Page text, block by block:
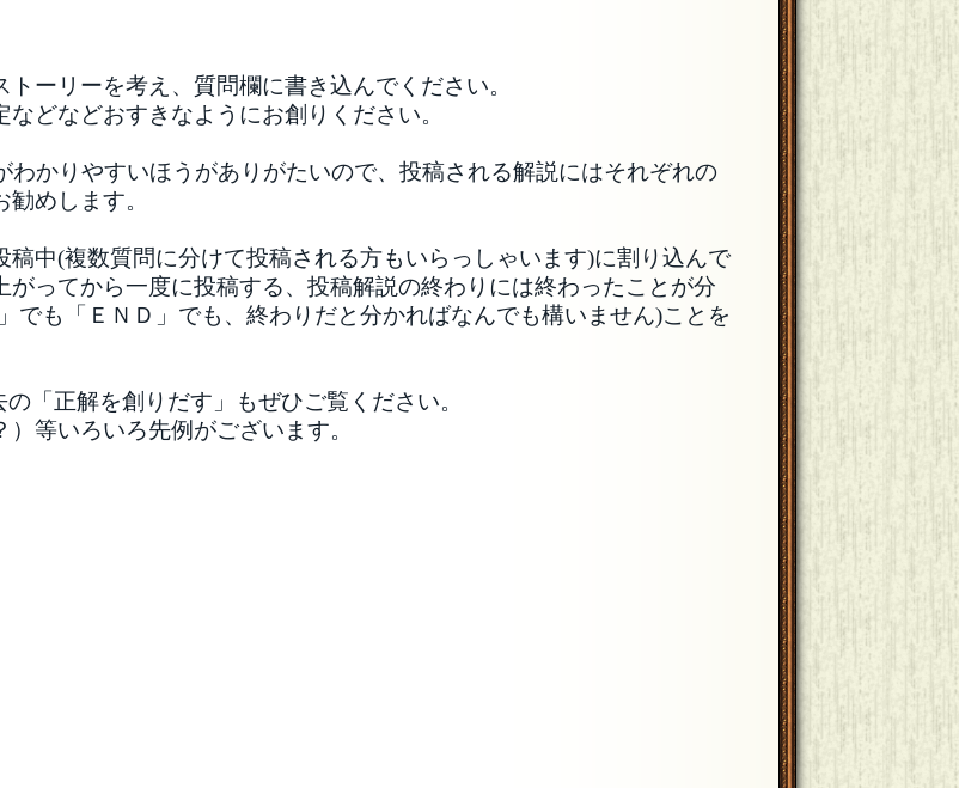
ーリーを考え、質問欄に書き込んでください。
どなどおすきなようにお創りください。
わかりやすいほうがありがたいので、投稿される解説にはそれぞれの
めします。
中(複数質問に分けて投稿される方もいらっしゃいます)に割り込んで
ってから一度に投稿する、投稿解説の終わりには終わったことが分
でも「ＥＮＤ」でも、終わりだと分かればなんでも構いません)ことを
「正解を創りだす」もぜひご覧ください。
等いろいろ先例がございます。